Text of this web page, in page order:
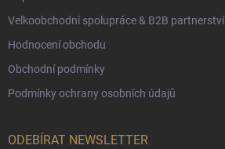
Velkoobchodní spolupráce & B2B partnerství
Hodnocení obchodu
Obchodní podmínky
Podmínky ochrany osobních údajů
ODEBÍRAT NEWSLETTER